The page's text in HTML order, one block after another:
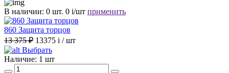
В наличии: 0 шт. 0 i/шт применить
860 Защита торцов
13 375 ₽ 13375 i / шт
Выбрать
Наличие: 1 шт